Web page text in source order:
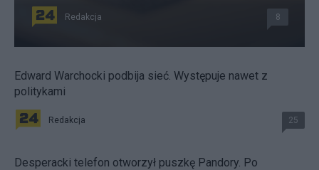
Redakcja 8
Edward Warchocki podbija sieć. Występuje nawet z
politykami
Redakcja 25
Desperacki telefon otworzył puszkę Pandory. Po